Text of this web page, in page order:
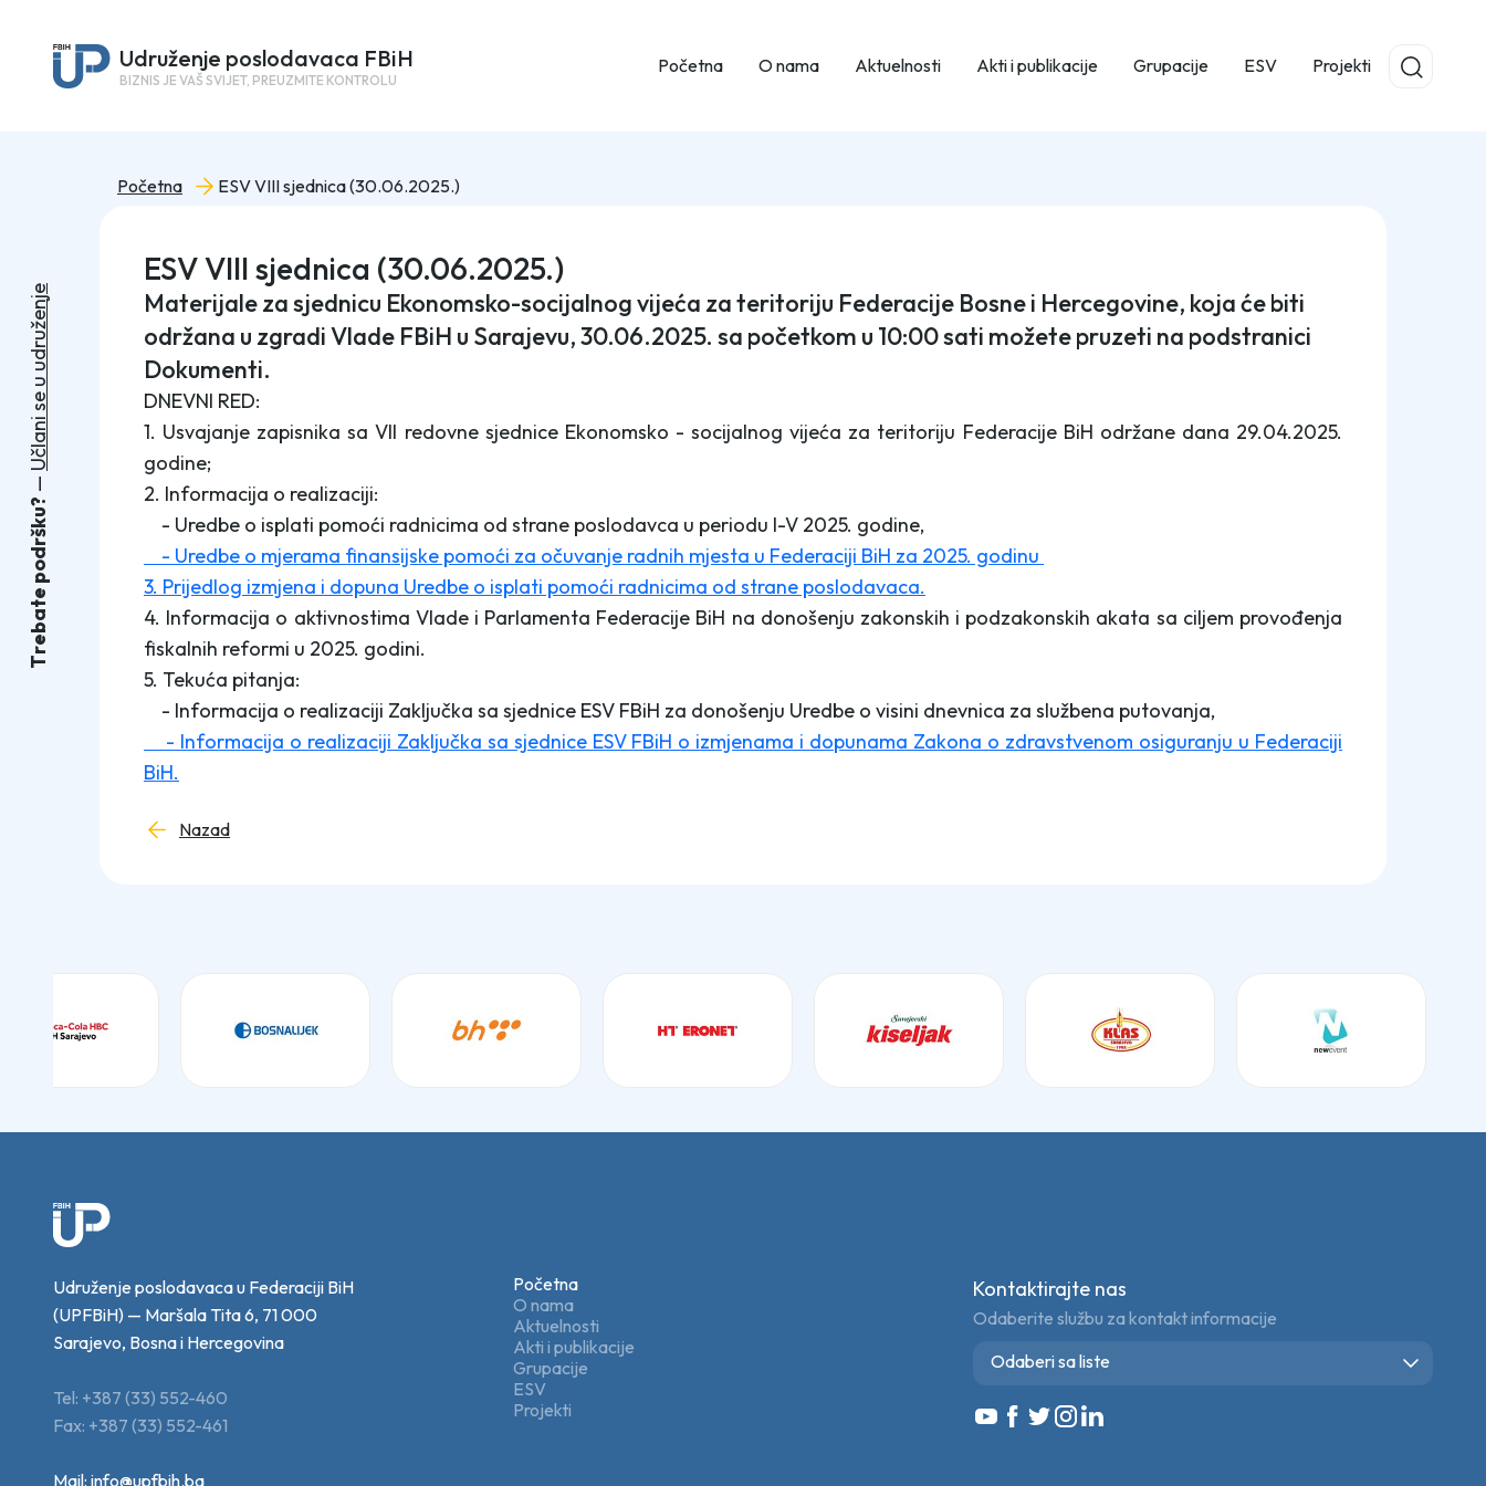
Udruženje poslodavaca FBiH
BIZNIS JE VAŠ SVIJET, PREUZMITE KONTROLU
Početna O nama Aktuelnosti Akti i publikacije Grupacije ESV Projekti
Početna ESV VIII sjednica (30.06.2025.)
ESV VIII sjednica (30.06.2025.)
Materijale za sjednicu Ekonomsko-socijalnog vijeća za teritoriju Federacije Bosne i Hercegovine, koja će biti
održana u zgradi Vlade FBiH u Sarajevu, 30.06.2025. sa početkom u 10:00 sati možete pruzeti na podstranici
Dokumenti.
DNEVNI RED:
1. Usvajanje zapisnika sa VII redovne sjednice Ekonomsko - socijalnog vijeća za teritoriju Federacije BiH održane dana 29.04.2025.
godine;
2. Informacija o realizaciji:
- Uredbe o isplati pomoći radnicima od strane poslodavca u periodu I-V 2025. godine,
- Uredbe o mjerama finansijske pomoći za očuvanje radnih mjesta u Federaciji BiH za 2025. godinu
3. Prijedlog izmjena i dopuna Uredbe o isplati pomoći radnicima od strane poslodavaca.
4. Informacija o aktivnostima Vlade i Parlamenta Federacije BiH na donošenju zakonskih i podzakonskih akata sa ciljem provođenja
fiskalnih reformi u 2025. godini.
5. Tekuća pitanja:
- Informacija o realizaciji Zaključka sa sjednice ESV FBiH za donošenju Uredbe o visini dnevnica za službena putovanja,
- Informacija o realizaciji Zaključka sa sjednice ESV FBiH o izmjenama i dopunama Zakona o zdravstvenom osiguranju u Federaciji
BiH.
Nazad
Udruženje poslodavaca u Federaciji BiH
(UPFBiH) — Maršala Tita 6, 71 000
Sarajevo, Bosna i Hercegovina
Tel: +387 (33) 552-460
Fax: +387 (33) 552-461
Mail: info@upfbih.ba
Početna
O nama
Aktuelnosti
Akti i publikacije
Grupacije
ESV
Projekti
Kontaktirajte nas
Odaberite službu za kontakt informacije
Odaberi sa liste
T
r
e
b
a
t
e
p
o
d
r
š
k
u
?
U
č
l
a
n
i
s
e
u
u
d
r
u
ž
e
n
j
e